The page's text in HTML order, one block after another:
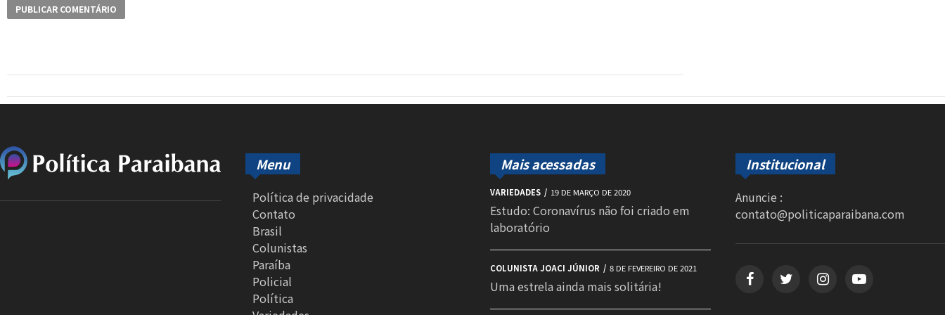
Menu
Política de privacidade
Contato
Brasil
Colunistas
Paraíba
Policial
Política
Mais acessadas
VARIEDADES 19 DE MARÇO DE 2020
Estudo: Coronavírus não foi criado em
laboratório
COLUNISTA JOACI JÚNIOR 8 DE FEVEREIRO DE 2021
Uma estrela ainda mais solitária!
Institucional
Anuncie :
contato@politicaparaibana.com